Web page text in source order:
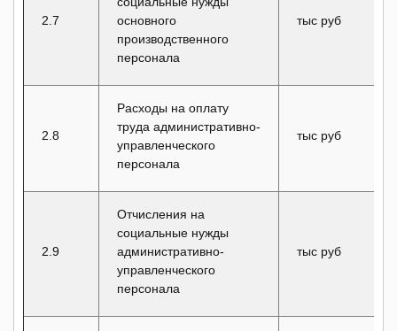
2.7
основного
производственного
персонала
тыс руб
2.8
Расходы на оплату
труда административно-
управленческого
персонала
тыс руб
2.9
Отчисления на
социальные нужды
административно-
управленческого
персонала
тыс руб